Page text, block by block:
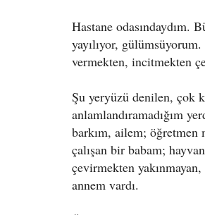
Hastane odasındaydım.
yayılıyor,
vermekten, incitmekten
Şu yeryüzü denilen, çok
anlamlandıramadığım
barkım, ailem; öğretmen
çalışan bir babam;
çevirmekten
annem vardı.